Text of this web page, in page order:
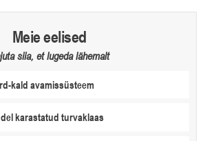
Meie eelised
siia, et lugeda lähemalt
kald avamissüsteem
karastatud turvaklaas